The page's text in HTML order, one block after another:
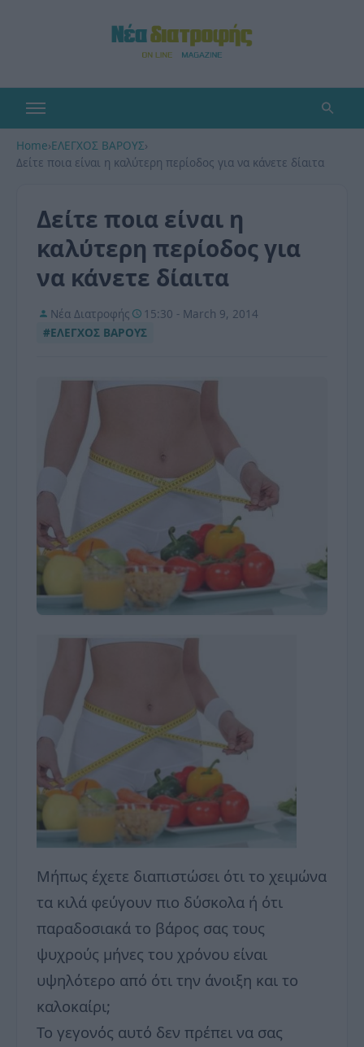
Home›ΕΛΕΓΧΟΣ ΒΑΡΟΥΣ›
Δείτε ποια είναι η καλύτερη περίοδος για να κάνετε δίαιτα
Δείτε ποια είναι η
καλύτερη περίοδος για
να κάνετε δίαιτα
Νέα Διατροφής
15:30 - March 9, 2014
#ΕΛΕΓΧΟΣ ΒΑΡΟΥΣ
Μήπως έχετε διαπιστώσει ότι το χειμώνα
τα κιλά φεύγουν πιο δύσκολα ή ότι
παραδοσιακά το βάρος σας τους
ψυχρούς μήνες του χρόνου είναι
υψηλότερο από ότι την άνοιξη και το
καλοκαίρι;
Το γεγονός αυτό δεν πρέπει να σας